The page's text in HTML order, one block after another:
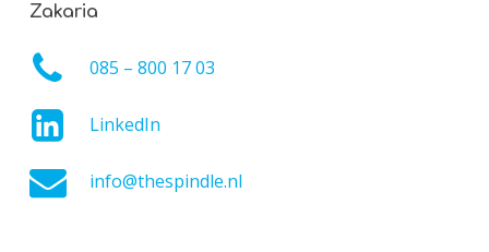
Zakaria
085 – 800 17 03
LinkedIn
info@thespindle.nl